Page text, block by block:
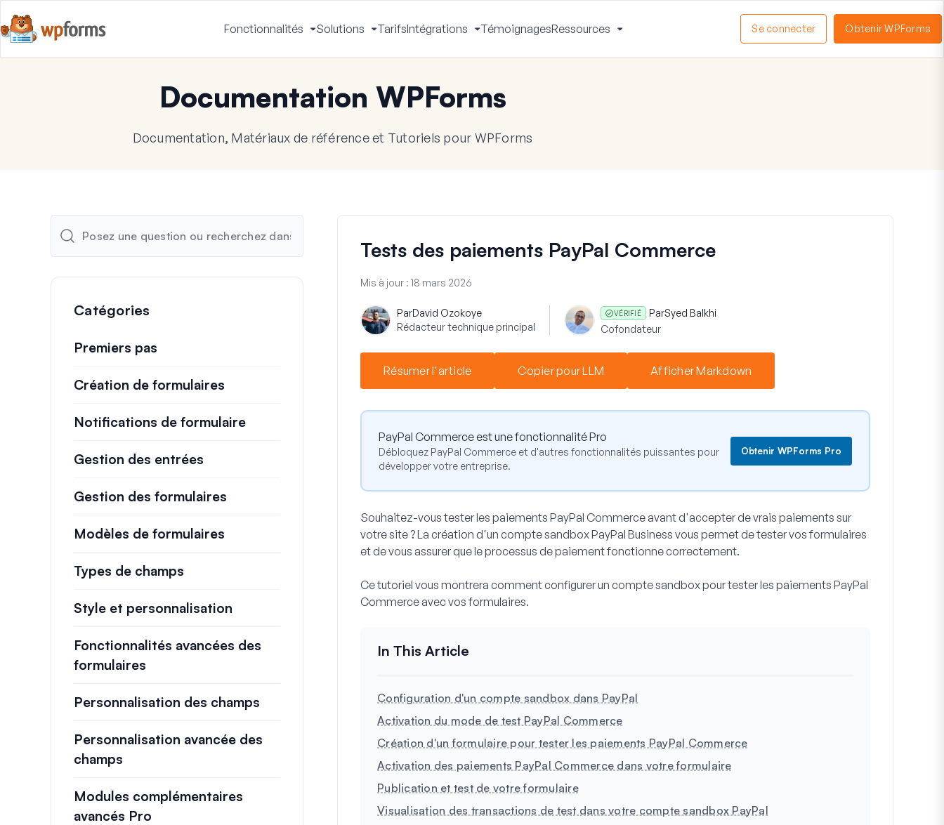
Fonctionnalités
Activer
le
Solutions
Activer
le
TarifsIntégrations
Activer
le
TémoignagesRessources
le
Se connecter Obtenir WPForms
Documentation WPForms
Documentation, Matériaux de référence et Tutoriels pour WPForms
Tests des paiements PayPal Commerce
Mis à jour : 18 mars 2026
ParDavid Ozokoye
Rédacteur technique principal
VÉRIFIÉ ParSyed Balkhi
Cofondateur
Résumer l'article Copier pour LLM Afficher Markdown
PayPal Commerce est une fonctionnalité Pro
Débloquez PayPal Commerce et d'autres fonctionnalités puissantes pour
développer votre entreprise.
Obtenir WPForms Pro
Souhaitez-vous tester les paiements PayPal Commerce avant d'accepter de vrais paiements sur
votre site ? La création d'un compte sandbox PayPal Business vous permet de tester vos formulaires
et de vous assurer que le processus de paiement fonctionne correctement.
Ce tutoriel vous montrera comment configurer un compte sandbox pour tester les paiements PayPal
Commerce avec vos formulaires.
Configuration d'un compte sandbox dans PayPal
Activation du mode de test PayPal Commerce
Création d'un formulaire pour tester les paiements PayPal Commerce
Activation des paiements PayPal Commerce dans votre formulaire
Publication et test de votre formulaire
Visualisation des transactions de test dans votre compte sandbox PayPal
Catégories
Premiers pas
Création de formulaires
Notifications de formulaire
Gestion des entrées
Gestion des formulaires
Modèles de formulaires
Types de champs
Style et personnalisation
Fonctionnalités avancées des
formulaires
Personnalisation des champs
Personnalisation avancée des
champs
Modules complémentaires
avancés Pro